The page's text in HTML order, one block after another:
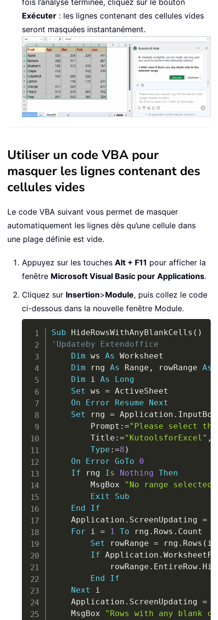
Exécuter : les lignes contenant des cellules vides
seront masquées instantanément.
Utiliser un code VBA pour
masquer les lignes contenant des
cellules vides
Le code VBA suivant vous permet de masquer
automatiquement les lignes dès qu’une cellule dans
une plage définie est vide.
Appuyez sur les touches Alt + F11 pour afficher la
fenêtre Microsoft Visual Basic pour Applications.
Cliquez sur Insertion>Module, puis collez le code
ci-dessous dans la nouvelle fenêtre Module.
Sub HideRowsWithAnyBlankCells ( )
'Updateby Extendoffice
Dim ws As Worksheet
Dim rng As Range , rowRange As
Dim i As
Long
Set ws = ActiveSheet
On
Error Resume
Next
Set rng = Application . InputBox
        Prompt
: ="Please select
        Title
: ="KutoolsforExcel" ,
Type : =8 )
On
Error GoTo
0
If rng Is Nothing Then
        MsgBox
"No range
Exit
Sub
End
If
    Application
. ScreenUpdating =
For i = 1 To rng . Rows . Count
Set rowRange = rng . Rows ( i
If Application .
            rowRange
. EntireRow.
End
If
Next i
    Application
. ScreenUpdating =
    MsgBox
"Rows with any blank
Copy